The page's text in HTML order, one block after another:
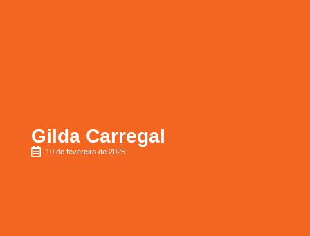
Gilda Carregal
10 de fevereiro de 2025